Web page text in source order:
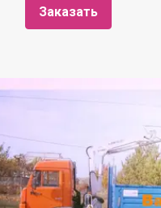
Заказать